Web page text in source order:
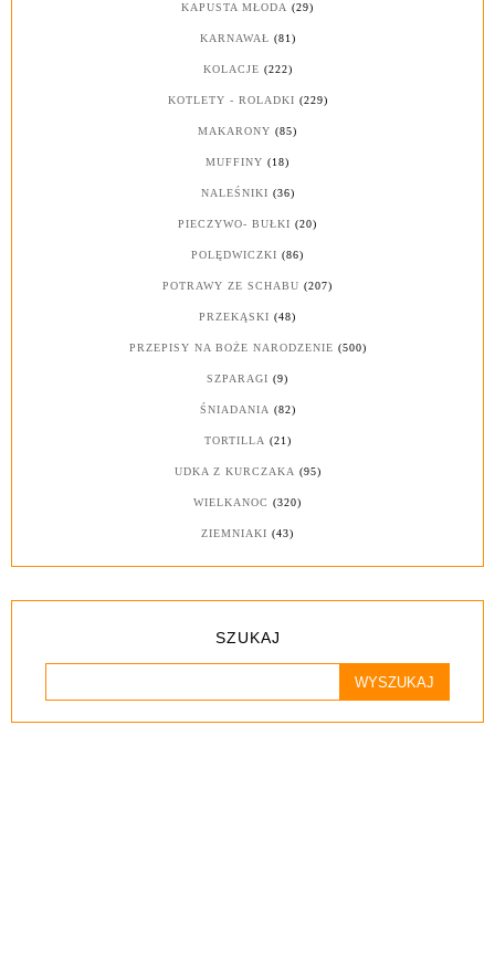
KAPUSTA MŁODA (29)
KARNAWAŁ (81)
KOLACJE (222)
KOTLETY - ROLADKI (229)
MAKARONY (85)
MUFFINY (18)
NALEŚNIKI (36)
PIECZYWO- BUŁKI (20)
POLĘDWICZKI (86)
POTRAWY ZE SCHABU (207)
PRZEKĄSKI (48)
PRZEPISY NA BOŻE NARODZENIE (500)
SZPARAGI (9)
ŚNIADANIA (82)
TORTILLA (21)
UDKA Z KURCZAKA (95)
WIELKANOC (320)
ZIEMNIAKI (43)
SZUKAJ